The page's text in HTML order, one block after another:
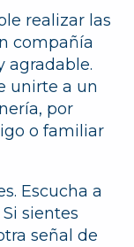
realizar las
compañía
agradable.
unirte a un
por
o familiar
Escucha a
sientes
señal de